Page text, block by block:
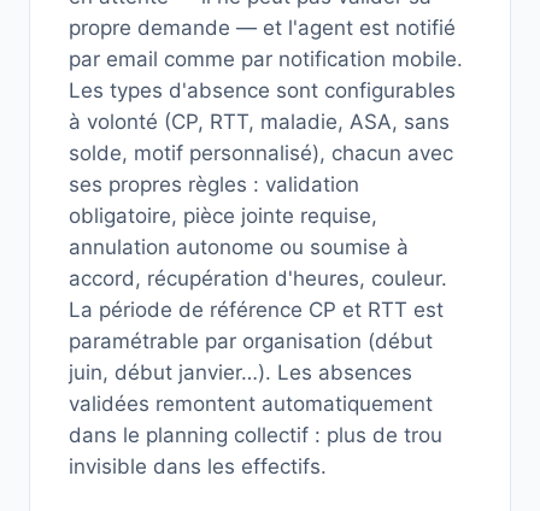
propre demande — et l'agent est notifié
par email comme par notification mobile.
Les types d'absence sont configurables
à volonté (CP, RTT, maladie, ASA, sans
solde, motif personnalisé), chacun avec
ses propres règles : validation
obligatoire, pièce jointe requise,
annulation autonome ou soumise à
accord, récupération d'heures, couleur.
La période de référence CP et RTT est
paramétrable par organisation (début
juin, début janvier…). Les absences
validées remontent automatiquement
dans le planning collectif : plus de trou
invisible dans les effectifs.